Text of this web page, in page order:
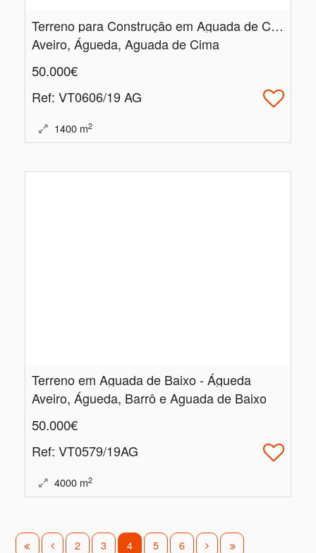
Terreno para Construção em Aguada de Cima - Águeda
Aveiro, Águeda, Aguada de Cima
50.000€
Ref: VT0606/19 AG
1400 m2
Terreno em Aguada de Baixo - Águeda
Aveiro, Águeda, Barrô e Aguada de Baixo
50.000€
Ref: VT0579/19AG
4000 m2
2 3 4 5 6